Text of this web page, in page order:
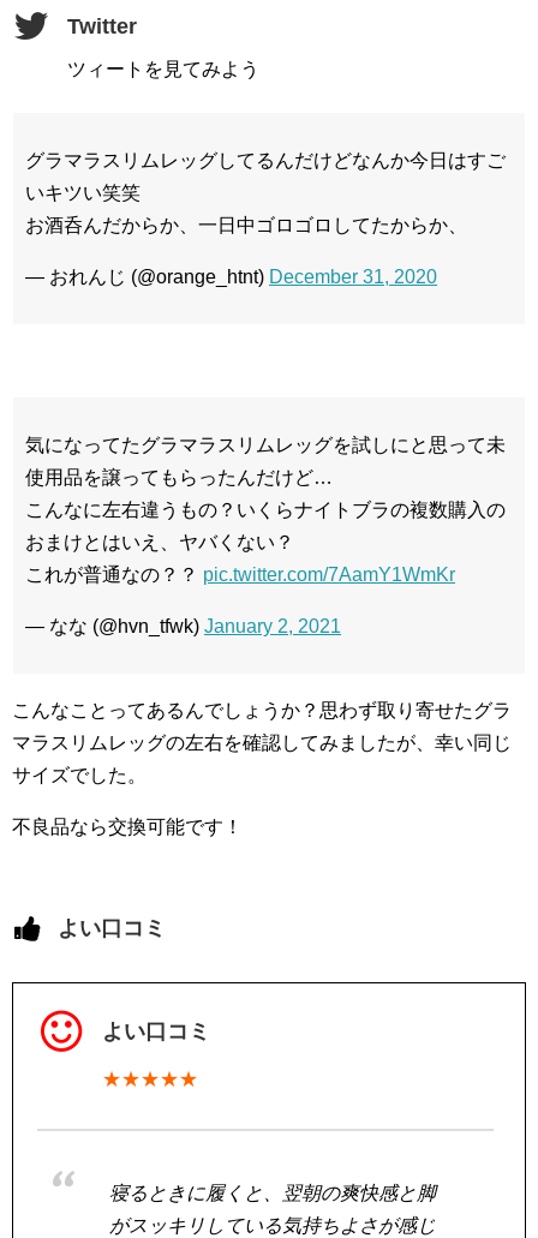
Twitter
ツィートを見てみよう
グラマラスリムレッグしてるんだけどなんか今日はすご
いキツい笑笑
お酒呑んだからか、一日中ゴロゴロしてたからか、
— おれんじ (@orange_htnt) December 31, 2020
気になってたグラマラスリムレッグを試しにと思って未
使用品を譲ってもらったんだけど…
こんなに左右違うもの？いくらナイトブラの複数購入の
おまけとはいえ、ヤバくない？
これが普通なの？？ pic.twitter.com/7AamY1WmKr
— なな (@hvn_tfwk) January 2, 2021
こんなことってあるんでしょうか？思わず取り寄せたグラ
マラスリムレッグの左右を確認してみましたが、幸い同じ
サイズでした。
不良品なら交換可能です！
よい口コミ
よい口コミ
★★★★★
寝るときに履くと、翌朝の爽快感と脚
がスッキリしている気持ちよさが感じ